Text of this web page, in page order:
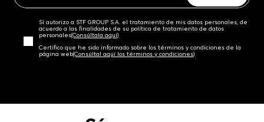
Sí autorizo a STF GROUP S.A. el tratamiento de mis datos personales, de
acuerdo a las finalidades de su política de tratamiento de datos
personales‎(Consúltala aquí)
Certifico que he sido informado sobre los términos y condiciones de la
página web‎(Consúltal aquí los términos y condiciones)